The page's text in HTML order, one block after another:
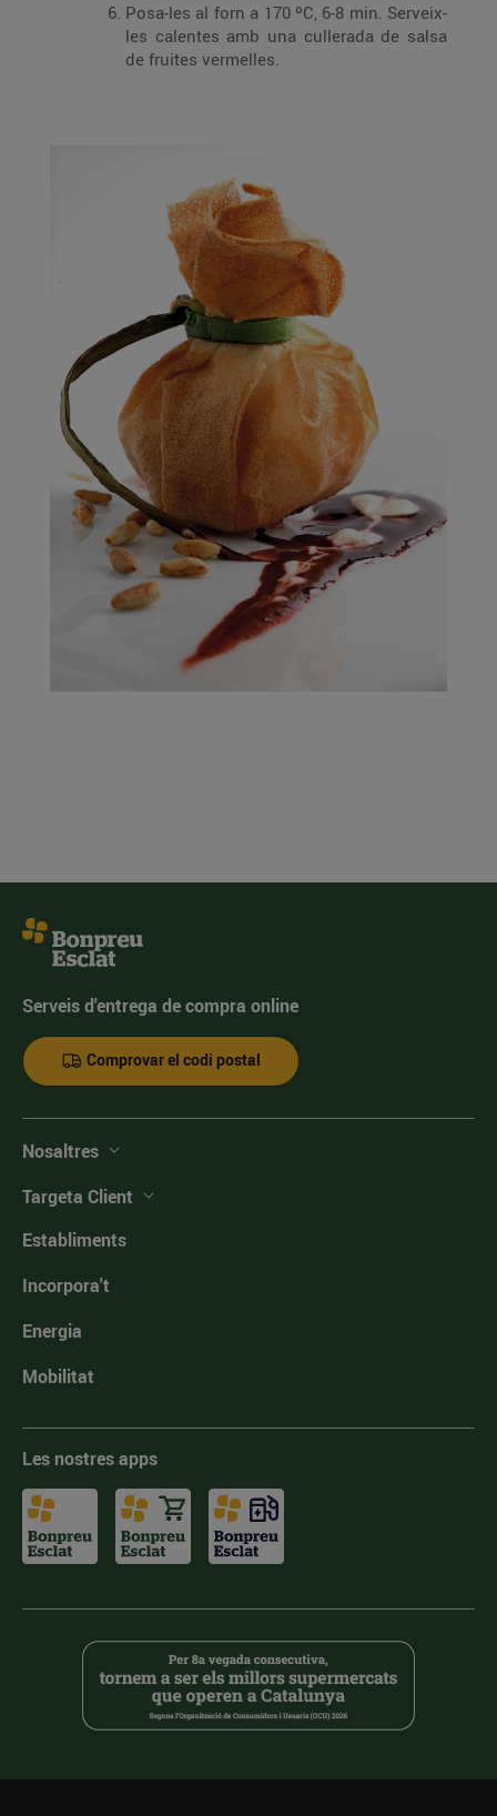
Posa-les al forn a 170 ºC, 6-8 min. Serveix-
les calentes amb una cullerada de salsa
de fruites vermelles.
Serveis d'entrega de compra online
Comprovar el codi postal
Nosaltres
Targeta Client
Establiments
Incorpora't
Energia
Mobilitat
Les nostres apps